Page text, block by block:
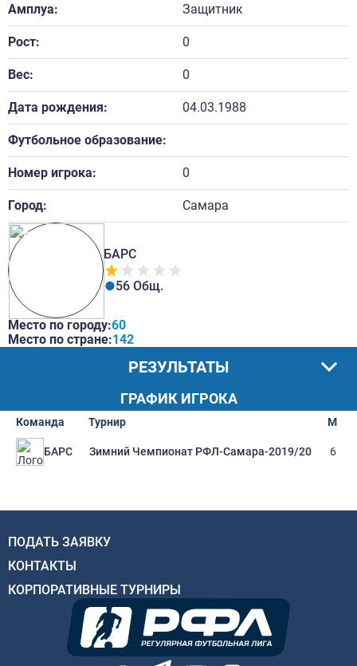
Амплуа: Защитник
Рост: 0
Вес: 0
Дата рождения: 04.03.1988
Футбольное образование:
Номер игрока: 0
Город: Самара
БАРС
56 Общ.
Место по городу:60
Место по стране:142
РЕЗУЛЬТАТЫ
ГРАФИК ИГРОКА
Команда Турнир М
БАРС Зимний Чемпионат РФЛ-Самара-2019/20 6
ПОДАТЬ ЗАЯВКУ
КОНТАКТЫ
КОРПОРАТИВНЫЕ ТУРНИРЫ